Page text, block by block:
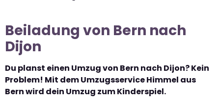
Beiladung von Bern nach
Dijon
Du planst einen Umzug von Bern nach Dijon? Kein
Problem! Mit dem Umzugsservice Himmel aus
Bern wird dein Umzug zum Kinderspiel.